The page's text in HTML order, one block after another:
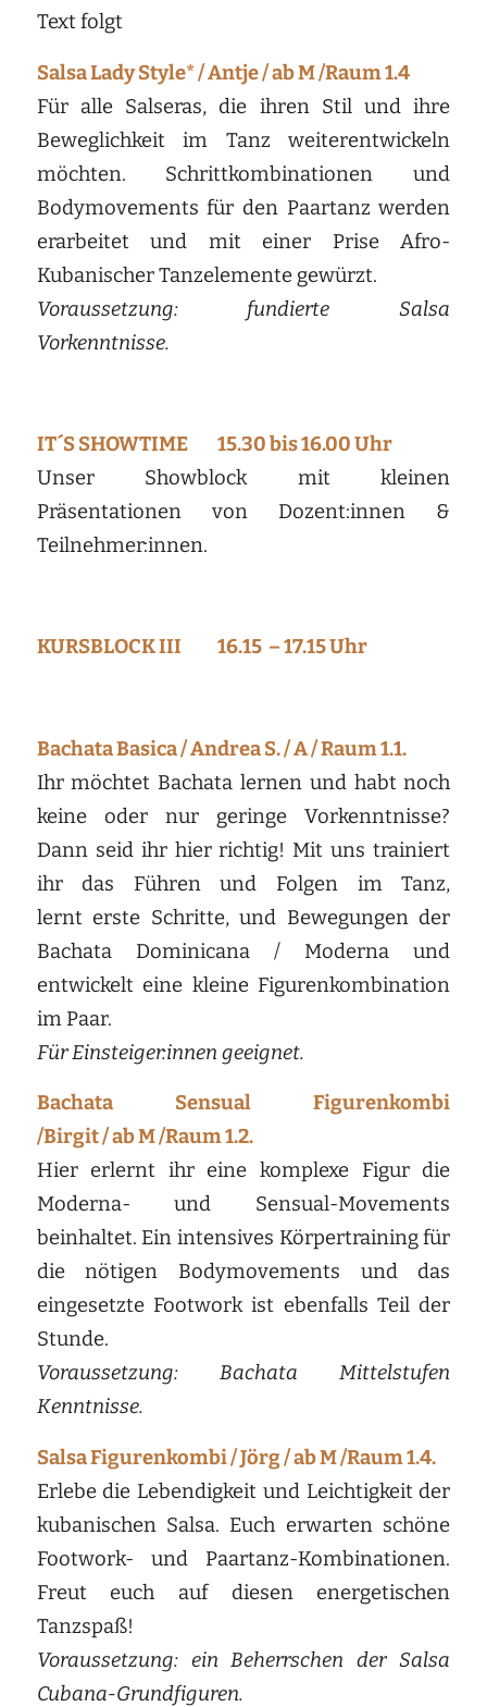
Text folgt
Salsa Lady Style* / Antje / ab M /Raum 1.4
Für alle Salseras, die ihren Stil und ihre
Beweglichkeit im Tanz weiterentwickeln
möchten. Schrittkombinationen und
Bodymovements für den Paartanz werden
erarbeitet und mit einer Prise Afro-
Kubanischer Tanzelemente gewürzt.
Voraussetzung: fundierte Salsa
Vorkenntnisse.
IT´S SHOWTIME 15.30 bis 16.00 Uhr
Unser Showblock mit kleinen
Präsentationen von Dozent:innen &
Teilnehmer:innen.
KURSBLOCK III 16.15 – 17.15 Uhr
Bachata Basica / Andrea S. / A / Raum 1.1.
Ihr möchtet Bachata lernen und habt noch
keine oder nur geringe Vorkenntnisse?
Dann seid ihr hier richtig! Mit uns trainiert
ihr das Führen und Folgen im Tanz,
lernt erste Schritte, und Bewegungen der
Bachata Dominicana / Moderna und
entwickelt eine kleine Figurenkombination
im Paar.
Für Einsteiger:innen geeignet.
Bachata Sensual Figurenkombi
/Birgit / ab M /Raum 1.2.
Hier erlernt ihr eine komplexe Figur die
Moderna- und Sensual-Movements
beinhaltet. Ein intensives Körpertraining für
die nötigen Bodymovements und das
eingesetzte Footwork ist ebenfalls Teil der
Stunde.
Voraussetzung: Bachata Mittelstufen
Kenntnisse.
Salsa Figurenkombi / Jörg / ab M /Raum 1.4.
Erlebe die Lebendigkeit und Leichtigkeit der
kubanischen Salsa. Euch erwarten schöne
Footwork- und Paartanz-Kombinationen.
Freut euch auf diesen energetischen
Tanzspaß!
Voraussetzung: ein Beherrschen der Salsa
Cubana-Grundfiguren.